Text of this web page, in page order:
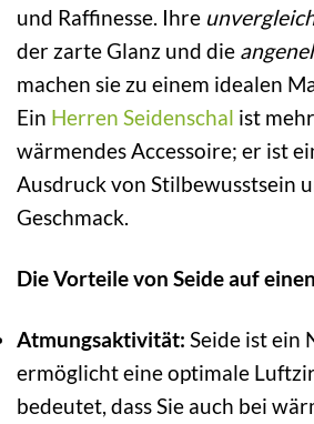
und Raffinesse. Ihre
der zarte Glanz und die
machen sie zu einem idealen
Ein Herren Seidenschal ist
wärmendes Accessoire; er ist
Ausdruck von Stilbewusstsein
Geschmack.
Die Vorteile von Seide auf
Atmungsaktivität: Seide ist ein
ermöglicht eine optimale
bedeutet, dass Sie auch bei